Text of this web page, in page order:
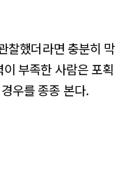
찰했더라면 충분히 막
부족한 사람은 포획
우를 종종 본다.